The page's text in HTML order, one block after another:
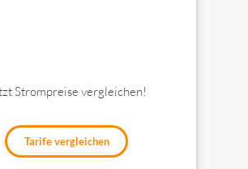
Strompreise vergleichen!
Tarife vergleichen